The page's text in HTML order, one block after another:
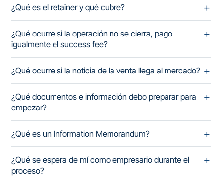
¿Qué es el retainer y qué cubre?
¿Qué ocurre si la operación no se cierra, pago
igualmente el success fee?
¿Qué ocurre si la noticia de la venta llega al mercado?
¿Qué documentos e información debo preparar para
empezar?
¿Qué es un Information Memorandum?
¿Qué se espera de mí como empresario durante el
proceso?